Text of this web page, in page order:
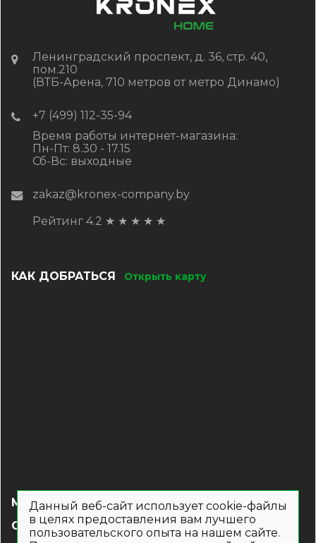
Ленинградский проспект, д. 36, стр. 40,
пом.210
(ВТБ-Арена, 710 метров от метро Динамо)
+7 (499) 112-35-94
Время работы интернет-магазина:
Пн-Пт: 8.30 - 17.15
Сб-Вс: выходные
zakaz@kronex-company.by
Рейтинг 4.2 ★ ★ ★ ★ ★
КАК ДОБРАТЬСЯ Открыть карту
СОЦ СЕТИ
МЕНЮДанный веб-сайт использует cookie-файлы
в целях предоставления вам лучшего
пользовательского опыта на нашем сайте.